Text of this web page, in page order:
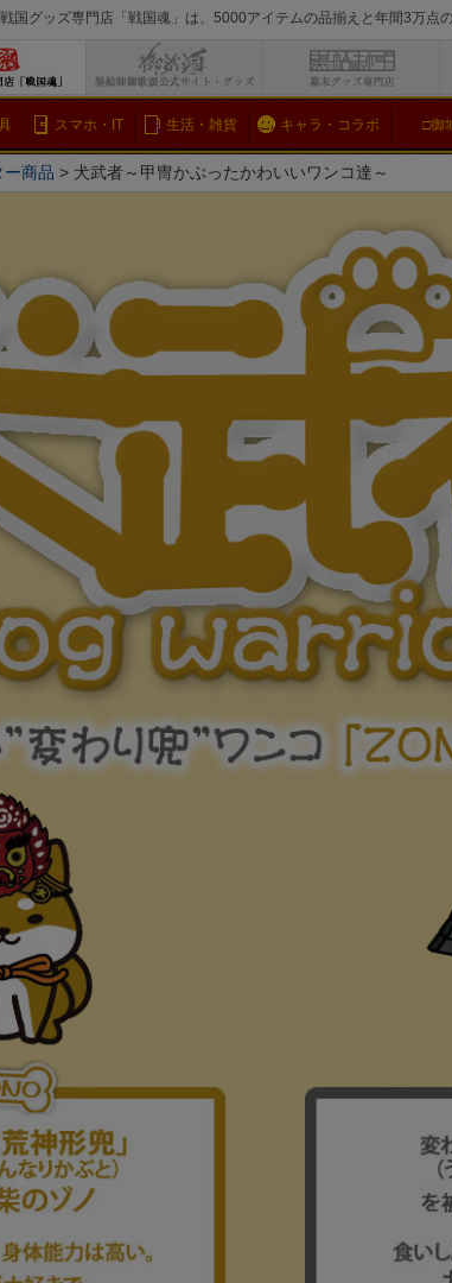
国グッズ専門店「戦国魂」は、5000アイテムの品揃えと年間3万点
検索
スマホ・IT 生活・雑貨 キャラ・コラボ □御
ー商品 犬武者～甲冑かぶったかわいいワンコ達～